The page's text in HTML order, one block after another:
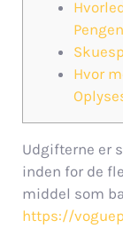
Hvor
Udgifterne er
inden for de
middel som
https://